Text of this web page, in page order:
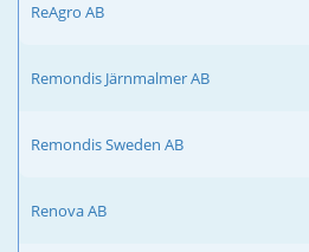
ReAgro AB
Remondis Järnmalmer AB
Remondis Sweden AB
Renova AB